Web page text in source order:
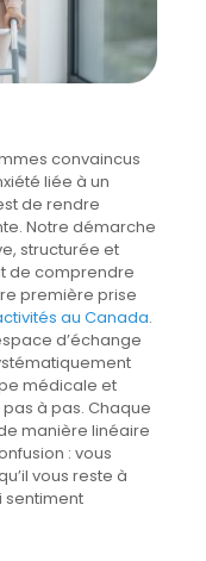
convaincus
liée à un
de rendre
Notre démarche
structurée et
de comprendre
première prise
au Canada.
d’échange
médicale et
à pas. Chaque
manière linéaire
: vous
vous reste à
sentiment